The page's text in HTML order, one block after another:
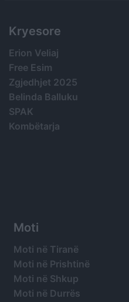
Kryesore
Erion Veliaj
Free Esim
Zgjedhjet 2025
Belinda Balluku
SPAK
Kombëtarja
Moti
Moti në Tiranë
Moti në Prishtinë
Moti në Shkup
Moti në Durrës